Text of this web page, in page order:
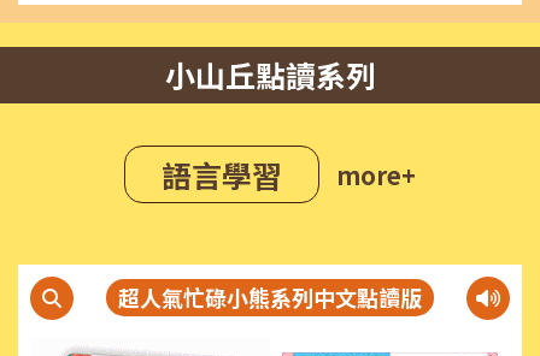
小山丘點讀系列
語言學習 more+
超人氣忙碌小熊系列中文點讀版